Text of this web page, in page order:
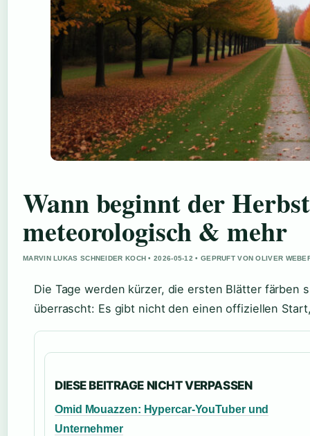
Wann beginnt der
meteorologisch & mehr
MARVIN LUKAS SCHNEIDER KOCH • 2026-05-12 • GEPRUFT VON OLIVER
Die Tage werden kürzer, die ersten Blätter färben
überrascht: Es gibt nicht den einen offiziellen
DIESE BEITRAGE NICHT VERPASSEN
Omid Mouazzen: Hypercar-YouTuber und
Unternehmer